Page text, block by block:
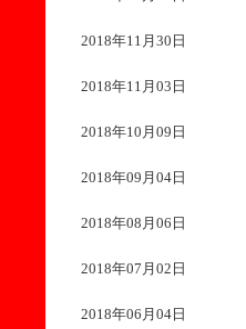
2018年11月30日
2018年11月03日
2018年10月09日
2018年09月04日
2018年08月06日
2018年07月02日
2018年06月04日